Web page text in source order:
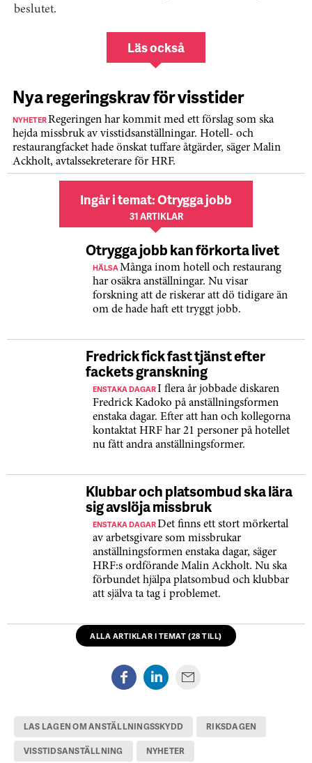
beslutet.
Läs också
Nya regeringskrav för visstider
NYHETERRegeringen har kommit med ett förslag som ska
hejda missbruk av visstidsanställningar. Hotell- och
restaurangfacket hade önskat tuffare åtgärder, säger Malin
Ackholt, avtalssekreterare för HRF.
Ingår i temat: Otrygga jobb
31 ARTIKLAR
Otrygga jobb kan förkorta livet
HÄLSAMånga inom hotell och restaurang
har osäkra anställningar. Nu visar
forskning att de riskerar att dö tidigare än
om de hade haft ett tryggt jobb.
Fredrick fick fast tjänst efter
fackets granskning
ENSTAKA DAGARI flera år jobbade diskaren
Fredrick Kadoko på anställningsformen
enstaka dagar. Efter att han och kollegorna
kontaktat HRF har 21 personer på hotellet
nu fått andra anställningsformer.
Klubbar och platsombud ska lära
sig avslöja missbruk
ENSTAKA DAGARDet finns ett stort mörkertal
av arbetsgivare som missbrukar
anställningsformen enstaka dagar, säger
HRF:s ordförande Malin Ackholt. Nu ska
förbundet hjälpa platsombud och klubbar
att själva ta tag i problemet.
ALLA ARTIKLAR I TEMAT (28 TILL)
LAS LAGEN OM ANSTÄLLNINGSSKYDD RIKSDAGEN
VISSTIDSANSTÄLLNING NYHETER